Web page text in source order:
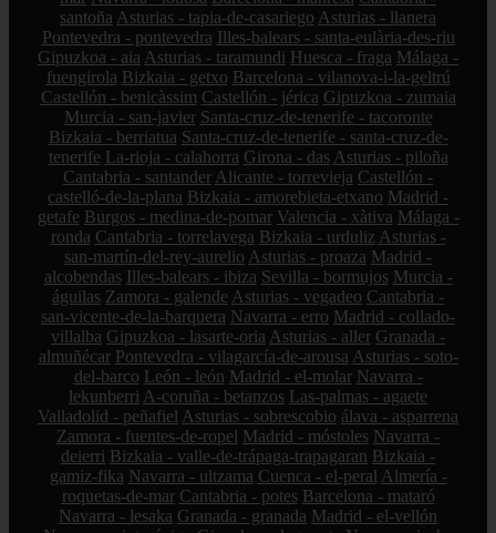
santoña Asturias - tapia-de-casariego Asturias - llanera
Pontevedra - pontevedra Illes-balears - santa-eulària-des-riu
Gipuzkoa - aia Asturias - taramundi Huesca - fraga Málaga -
fuengirola Bizkaia - getxo Barcelona - vilanova-i-la-geltrú
Castellón - benicàssim Castellón - jérica Gipuzkoa - zumaia
Murcia - san-javier Santa-cruz-de-tenerife - tacoronte
Bizkaia - berriatua Santa-cruz-de-tenerife - santa-cruz-de-
tenerife La-rioja - calahorra Girona - das Asturias - piloña
Cantabria - santander Alicante - torrevieja Castellón -
castelló-de-la-plana Bizkaia - amorebieta-etxano Madrid -
getafe Burgos - medina-de-pomar Valencia - xàtiva Málaga -
ronda Cantabria - torrelavega Bizkaia - urduliz Asturias -
san-martín-del-rey-aurelio Asturias - proaza Madrid -
alcobendas Illes-balears - ibiza Sevilla - bormujos Murcia -
águilas Zamora - galende Asturias - vegadeo Cantabria -
san-vicente-de-la-barquera Navarra - erro Madrid - collado-
villalba Gipuzkoa - lasarte-oria Asturias - aller Granada -
almuñécar Pontevedra - vilagarcía-de-arousa Asturias - soto-
del-barco León - león Madrid - el-molar Navarra -
lekunberri A-coruña - betanzos Las-palmas - agaete
Valladolid - peñafiel Asturias - sobrescobio álava - asparrena
Zamora - fuentes-de-ropel Madrid - móstoles Navarra -
deierri Bizkaia - valle-de-trápaga-trapagaran Bizkaia -
gamiz-fika Navarra - ultzama Cuenca - el-peral Almería -
roquetas-de-mar Cantabria - potes Barcelona - mataró
Navarra - lesaka Granada - granada Madrid - el-vellón